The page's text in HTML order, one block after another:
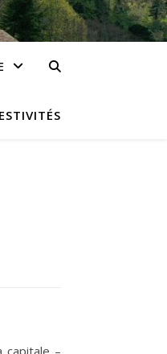
capitale –